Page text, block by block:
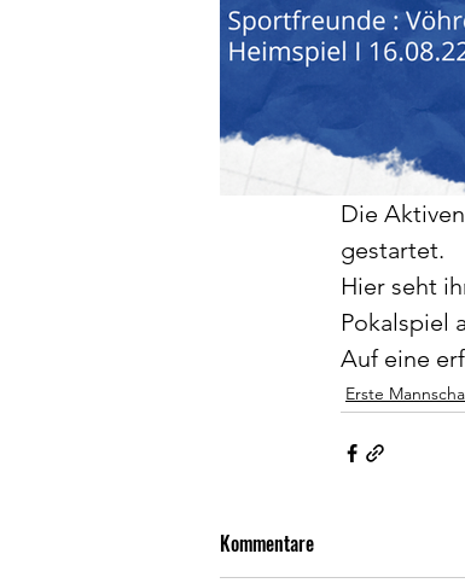
Die
gestartet.
Hier seht
Pokalspiel
Auf eine
Erste
Kommentare